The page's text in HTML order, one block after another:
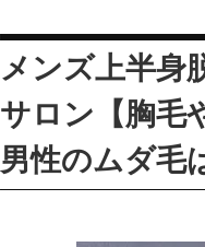
メンズ上半身
サロン【胸毛
男性のムダ毛